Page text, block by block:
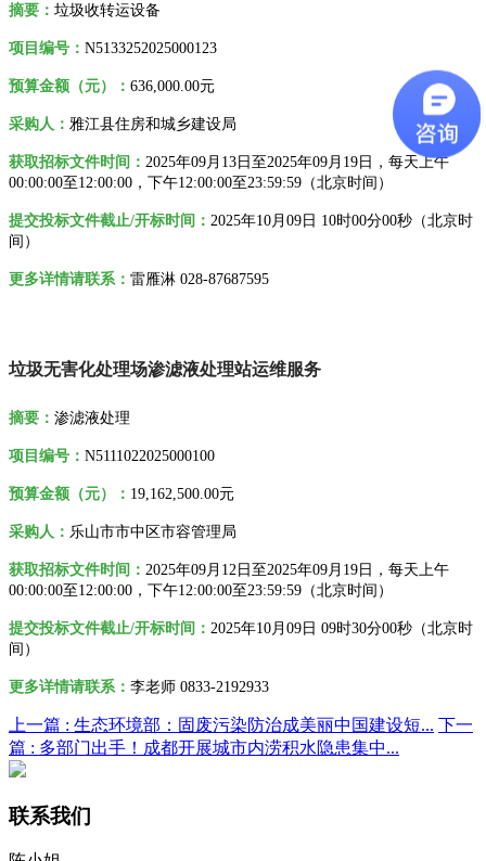
摘要 ： 垃圾收转运设备
项目编号： N5133252025000123
预算金额（元）： 636,000.00元
采购人 ： 雅江县住房和城乡建设局
获取招标文件时间： 2025年09月13日至2025年09月19日，每天上午
00:00:00至12:00:00，下午12:00:00至23:59:59 （北京时间）
提交投标文件截止/开标时间： 2025年10月09日 10时00分00秒 （北京时
间）
更多详情请联系 ： 雷雁淋 028-87687595
垃圾无害化处理场渗滤液处理站运维服务
摘要： 渗滤液处理
项目编号： N5111022025000100
预算金额（元）： 19,162,500.00元
采购人 ： 乐山市市中区市容管理局
获取招标文件时间： 2025年09月12日至2025年09月19日，每天上午
00:00:00至12:00:00，下午12:00:00至23:59:59（北京时间）
提交投标文件截止/开标时间： 2025年10月09日 09时30分00秒（北京时
间）
更多详情请联系 ： 李老师 0833-2192933
上一篇 : 生态环境部：固废污染防治成美丽中国建设短... 下一
篇 : 多部门出手！成都开展城市内涝积水隐患集中...
联系我们